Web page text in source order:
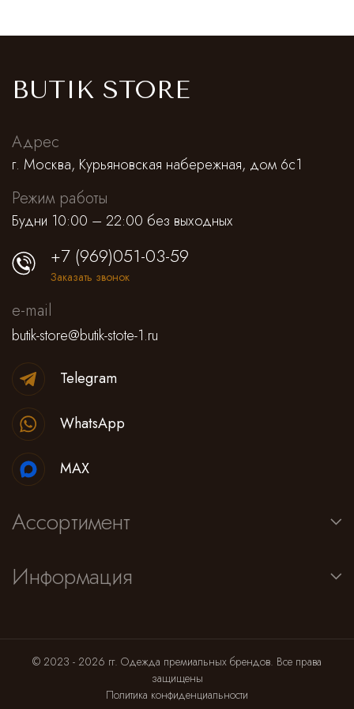
BUTIK STORE
Адрес
г. Москва, Курьяновская набережная, дом 6с1
Режим работы
Будни 10:00 – 22:00 без выходных
Ассортимент
Информация
+7 (969)051-03-59
Заказать звонок
e-mail
butik-store@butik-stote-1.ru
Telegram
WhatsApp
MAX
© 2023 - 2026 гг. Одежда премиальных брендов. Все права
защищены
Политика конфиденциальности
Saint Laurent
Prada
Платья,сарафаны
Alessandra Rich
Antonino Valenti
Jacquemus
Missoni
Alaia
Dior
Юбки
Штаны и кюлоты
Шорты
Нижнее белье
Пляжная одежда
Cпортивные брюки
Комбинезоны
Спортивные штаны
Нижнее белье